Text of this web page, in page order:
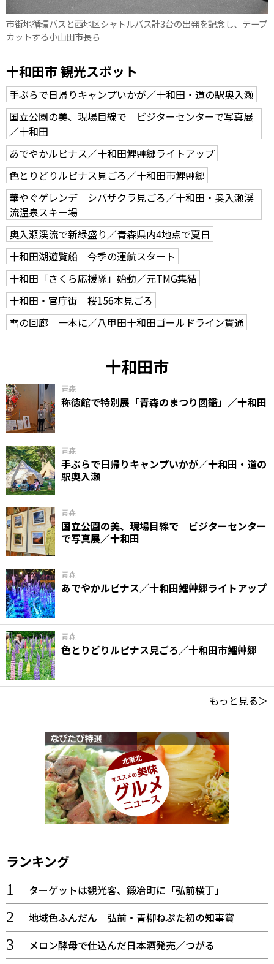
市街地循環バスと西地区シャトルバス計3台の出発を記念し、テープ
カットする小山田市長ら
十和田市 観光スポット
手ぶらで日帰りキャンプいかが／十和田・道の駅奥入瀬
国立公園の美、現場目線で ビジターセンターで写真展
／十和田
あでやかルピナス／十和田鯉艸郷ライトアップ
色とりどりルピナス見ごろ／十和田市鯉艸郷
華やぐゲレンデ シバザクラ見ごろ／十和田・奥入瀬渓
流温泉スキー場
奥入瀬渓流で新緑盛り／青森県内4地点で夏日
十和田湖遊覧船 今季の運航スタート
十和田「さくら応援隊」始動／元TMG集結
十和田・官庁街 桜156本見ごろ
雪の回廊 一本に／八甲田十和田ゴールドライン貫通
十和田市
青森
称徳館で特別展「青森のまつり図鑑」／十和田
青森
手ぶらで日帰りキャンプいかが／十和田・道の
駅奥入瀬
青森
国立公園の美、現場目線で ビジターセンター
で写真展／十和田
青森
あでやかルピナス／十和田鯉艸郷ライトアップ
青森
色とりどりルピナス見ごろ／十和田市鯉艸郷
もっと見る＞
ランキング
ターゲットは観光客、鍛冶町に「弘前横丁」
地域色ふんだん 弘前・青柳ねぷた初の知事賞
メロン酵母で仕込んだ日本酒発売／つがる